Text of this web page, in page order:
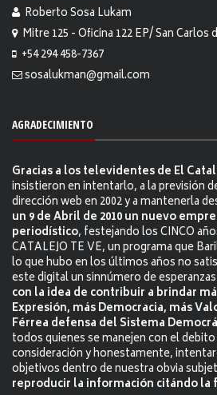
Roberto Sosa Lukam
Mitre 125 - Oficina 122 EP/ San Carlos
+54 294 458-7367
sosalukman@gmail.com
AGRADECIMIENTO
Gracias a los televidentes de El
insistieron en intentarlo, a la previsión
dirección web en 2002 y a mantenerla
un 9 de Abril de 2010 un nuevo
periodístico, festejando los CINCO
CATALEJO TE VE, un programa que
lo que hubo en los últimos años no
este digital un sinnúmero de
con la idea de contribuir a brindar
Expresión, más Democracia, más
Férrea defensa del Sistema
todos quienes se manejen con el
consideración y honestamente,
objetivos dentro de nuestra obvia
reproducir la información citándo la